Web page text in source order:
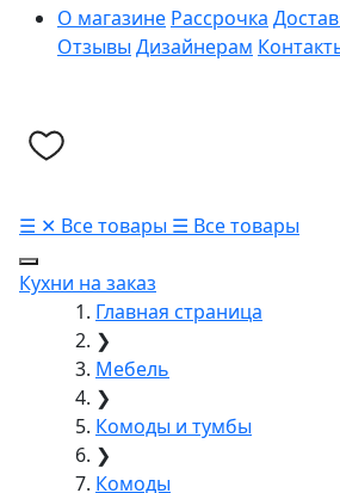
О магазине Рассрочка
Отзывы Дизайнерам
☰ ✕ Все товары ☰ Все товары
Кухни на заказ
Главная страница
❯
Мебель
❯
Комоды и тумбы
❯
Комоды